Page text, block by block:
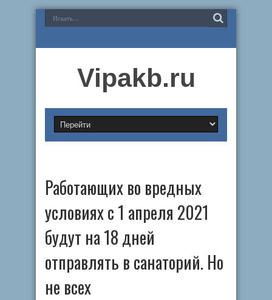
Vipakb.ru
Работающих во вредных
условиях с 1 апреля 2021
будут на 18 дней
отправлять в санаторий. Но
не всех